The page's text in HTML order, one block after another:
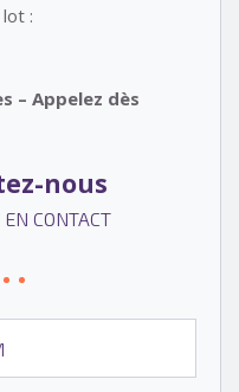
:
– Appelez dès
nous
CONTACT